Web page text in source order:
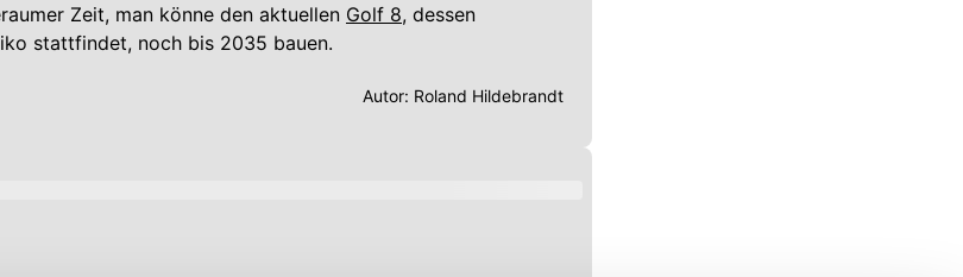
Zeit, man könne den aktuellen Golf 8, dessen
stattfindet, noch bis 2035 bauen.
Autor: Roland Hildebrandt